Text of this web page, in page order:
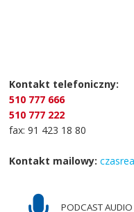
Kontakt telefoniczny:
510 777 666
510 777 222
fax: 91 423 18 80
Kontakt mailowy:
PODCAST AUDIO